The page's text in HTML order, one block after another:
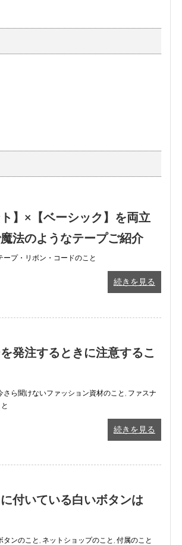
ト】×【ベーシック】を両立
法のようなテープご紹介
ープ・リボン・コードのこと
続きを見る
発注するときに注意するこ
さら聞けないファッション資材のこと, ファスナ
続きを見る
付いている白いボタンは
タンのこと, ネットショップのこと, 付属のこと